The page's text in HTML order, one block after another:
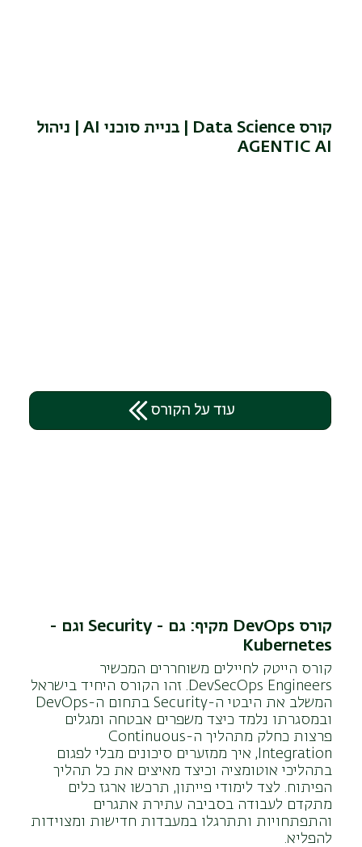
עוד על הקורס
קורס Data Science | בניית סוכני AI | ניהול
AGENTIC AI
קורס DevOps מקיף: גם - Security וגם -
Kubernetes
קורס הייטק לחיילים משוחררים המכשיר
DevSecOps Engineers. זהו הקורס היחיד בישראל
המשלב את היבטי ה-Security בתחום ה-DevOps
ובמסגרתו נלמד כיצד משפרים אבטחה ומגלים
פרצות כחלק מתהליך ה-Continuous
Integration, איך ממזערים סיכונים מבלי לפגום
בתהליכי אוטומציה וכיצד מאיצים את כל תהליך
הפיתוח. לצד לימודי פייתון, תרכשו ארגז כלים
מתקדם לעבודה בסביבה עתירת אתגרים
והתפתחויות ותתרגלו במעבדות חדישות ומצוידות
להפליא.